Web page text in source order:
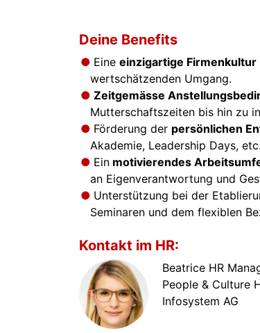
Deine Benefits
Eineeinzigartige Firmenkultur
wertschätzenden Umgang.
Zeitgemässe
Mutterschaftszeiten bis hin zu
Förderung der persönlichen
Akademie, Leadership Days, etc.
Ein motivierendes
an Eigenverantwortung und
Unterstützung bei der
Seminaren und dem flexiblen
Kontakt im HR:
Beatrice HR
People & Culture
Infosystem AG